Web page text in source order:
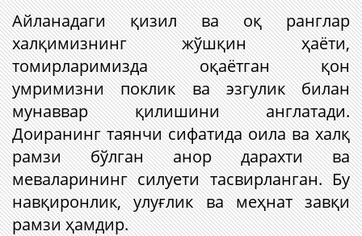
Айланадаги қизил ва оқ ранглар
халқимизнинг жўшқин ҳаёти,
томирларимизда оқаётган қон
умримизни поклик ва эзгулик билан
мунаввар қилишини англатади.
Доиранинг таянчи сифатида оила ва халқ
рамзи бўлган анор дарахти ва
меваларининг силуети тасвирланган. Бу
навқиронлик, улуғлик ва меҳнат завқи
рамзи ҳамдир.